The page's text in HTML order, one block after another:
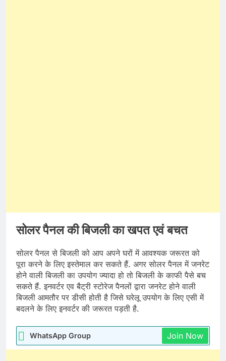
सोलर पैनल की बिजली का खपत एवं बचत
सोलर पैनल से बिजली को आप अपने घरों में आवश्यक जरूरत को
पूरा करने के लिए इस्तेमाल कर सकते हैं. अगर सोलर पैनल में जनरेट
होने वाली बिजली का उपयोग ज्यादा हो तो बिजली के काफी पैसे बच
सकते हैं. इनवर्टर एव बैट्री स्टोरेज पैनलों द्वारा जनरेट होने वाली
बिजली आमतौर पर डीसी होती है जिसे घरेलू उपयोग के लिए एसी में
बदलने के लिए इनवर्टर की जरूरत पड़ती है.
WhatsApp Group Join Now